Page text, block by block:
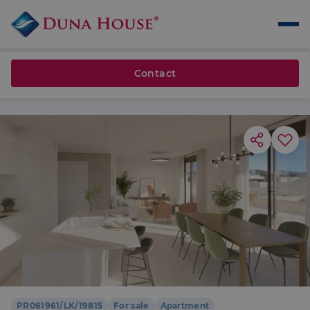
PR061961/LK/19815 For sale Apartment
Contact